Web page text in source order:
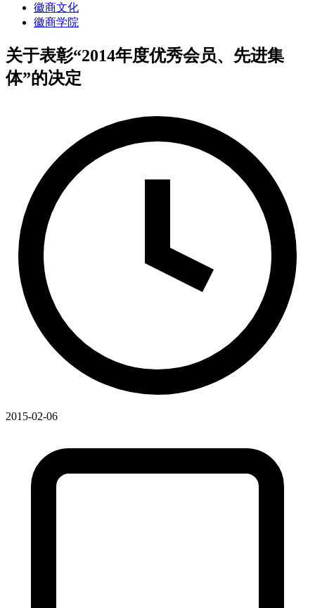
徽商文化
徽商学院
关于表彰“2014年度优秀会员、先进集
体”的决定
2015-02-06